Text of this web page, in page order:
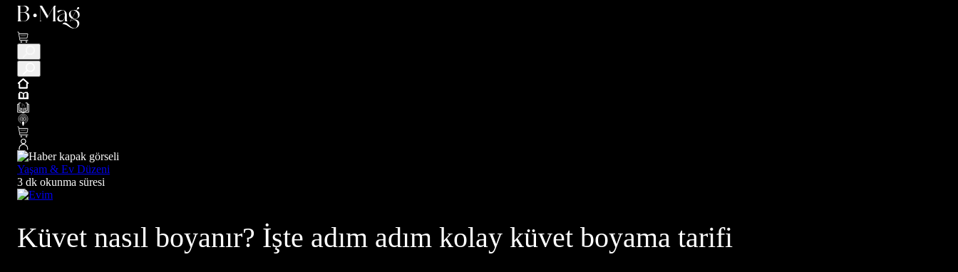
Yaşam & Ev Düzeni
3 dk okunma süresi
Küvet nasıl boyanır? İşte adım adım kolay küvet boyama tarifi